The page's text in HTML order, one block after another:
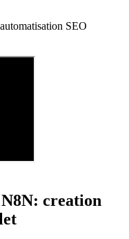
SEO
creation